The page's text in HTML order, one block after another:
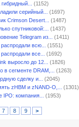
(1152)
серийный...
(1697)
Crimson Desert...
(1487)
спутниковой:...
(1437)
Telegram из...
(1411)
всю...
(1551)
все...
(1692)
выросло до 12...
(1826)
в сегменте DRAM,...
(1263)
сделку и...
(2045)
zHBM и zNAND-O,...
(1301)
компания...
(1953)
7 8 9 >